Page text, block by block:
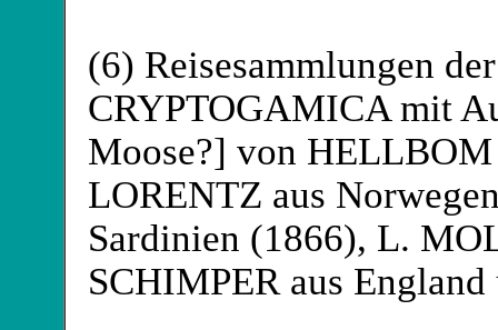
(6) Reisesammlungen
CRYPTOGAMICA mit
Moose?] von HELLBOM
LORENTZ aus
Sardinien (1866), L.
SCHIMPER aus